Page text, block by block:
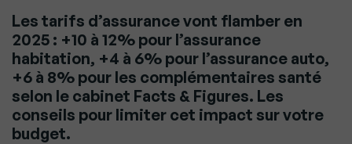
Les tarifs d’assurance vont flamber en
2025 : +10 à 12% pour l’assurance
habitation, +4 à 6% pour l’assurance auto,
+6 à 8% pour les complémentaires santé
selon le cabinet Facts & Figures. Les
conseils pour limiter cet impact sur votre
budget.